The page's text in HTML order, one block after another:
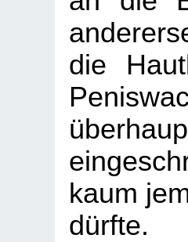
die
kaum
dürfte.